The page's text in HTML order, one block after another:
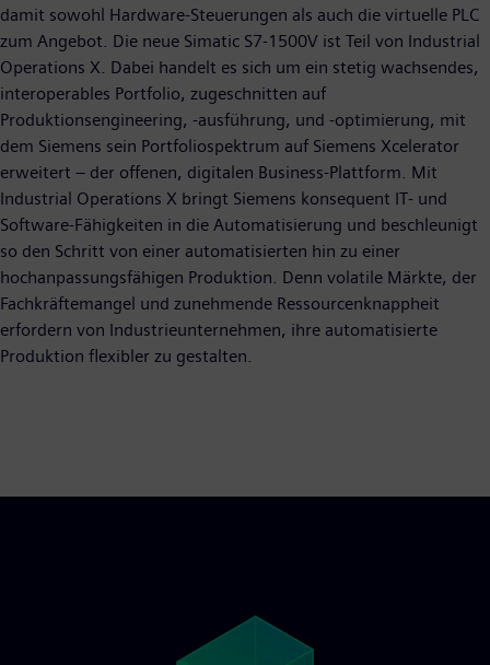
damit sowohl Hardware-Steuerungen als auch die virtuelle PLC
zum Angebot. Die neue Simatic S7-1500V ist Teil von Industrial
Operations X. Dabei handelt es sich um ein stetig wachsendes,
interoperables Portfolio, zugeschnitten auf
Produktionsengineering, -ausführung, und -optimierung, mit
dem Siemens sein Portfoliospektrum auf Siemens Xcelerator
erweitert – der offenen, digitalen Business-Plattform. Mit
Industrial Operations X bringt Siemens konsequent IT- und
Software-Fähigkeiten in die Automatisierung und beschleunigt
so den Schritt von einer automatisierten hin zu einer
hochanpassungsfähigen Produktion. Denn volatile Märkte, der
Fachkräftemangel und zunehmende Ressourcenknappheit
erfordern von Industrieunternehmen, ihre automatisierte
Produktion flexibler zu gestalten.